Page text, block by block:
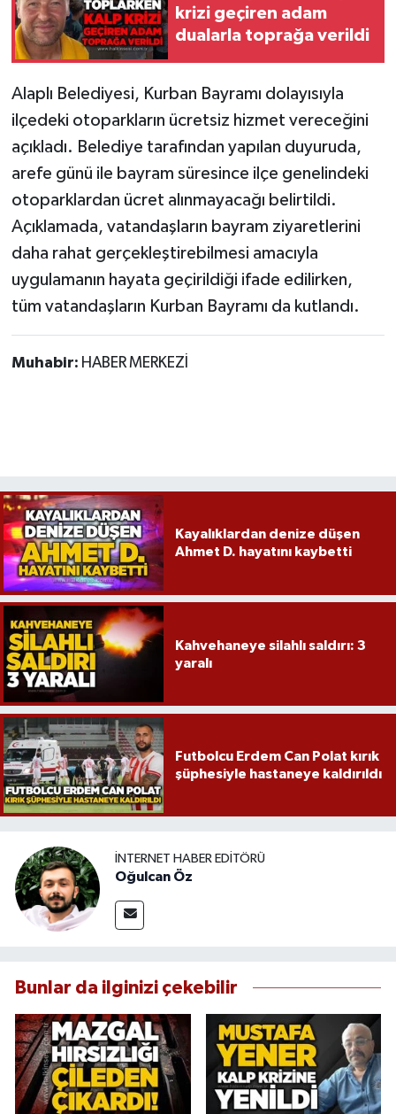
krizi geçiren adam
dualarla toprağa verildi
Alaplı Belediyesi, Kurban Bayramı dolayısıyla
ilçedeki otoparkların ücretsiz hizmet vereceğini
açıkladı. Belediye tarafından yapılan duyuruda,
arefe günü ile bayram süresince ilçe genelindeki
otoparklardan ücret alınmayacağı belirtildi.
Açıklamada, vatandaşların bayram ziyaretlerini
daha rahat gerçekleştirebilmesi amacıyla
uygulamanın hayata geçirildiği ifade edilirken,
tüm vatandaşların Kurban Bayramı da kutlandı.
Muhabir: HABER MERKEZİ
Kayalıklardan denize düşen
Ahmet D. hayatını kaybetti
Kahvehaneye silahlı saldırı: 3
yaralı
Futbolcu Erdem Can Polat kırık
şüphesiyle hastaneye kaldırıldı
İNTERNET HABER EDITÖRÜ
Oğulcan Öz
Bunlar da ilginizi çekebilir
Gökçebey
GÜNDEM
Kilimli
Kültür - Sanat
MAGAZİN
Politika
Resmi İlan
SİYASET
Spor
Ulusal
Yaşam